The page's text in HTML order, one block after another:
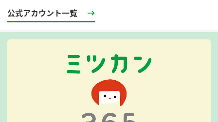
公式アカウント一覧